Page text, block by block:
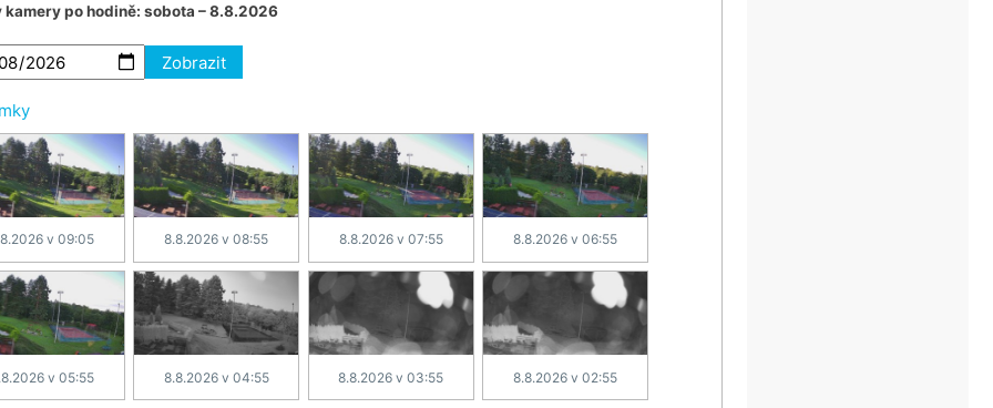
kamery po hodině: sobota – 8.8.2026
Zobrazit
v 09:05 8.8.2026 v 08:55 8.8.2026 v 07:55 8.8.2026 v 06:55
v 05:55 8.8.2026 v 04:55 8.8.2026 v 03:55 8.8.2026 v 02:55